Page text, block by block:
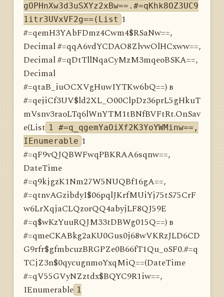
gOPHnXw3d3uSXYz2xBw==.#=qKhk8OZ3UC9
1itr3UVxVF2g==(List 1
#=qemH3YAbFDmz4Cwm4$RSaNw==,
Decimal #=qqA6vdYCDAO8ZlvwOlHCxww==,
Decimal #=qDtTllNqaCyMzM3mqeoBSKA==,
Decimal
#=qtaB_iuOCXVgHuwIYTKw6bQ==) в
#=qejiCf3UV$ld2XL_O00ClpDz36prL5gHkuT
mVsnv3raoLTq6lWnYTM1tBNfBVFtRt.OnSav
e(List 1 #=q_qgemYaOiXf2K3YoYWMinw==,
IEnumerable 1
#=qF9vQJQBWFwqPBKRAA6sqnw==,
DateTime
#=q9kjgzK1Nm27W5NUQBf16gA==,
#=qtnvAGzibdyI$06pqlJKrfMUiYj75tS75CrF
w6LrXqjaCLQzorQQ4abyjLF8QJ59E
#=q$wKzYuuRQJM33tDBWg015Q==) в
#=qmeCKABkg2aKU0Gus0j68wVKRzJLD6CD
G9rfr$gfmbcuzBRGPZe0B66fT1Qu_oSF0.#=q
TCjZ3n$0qycugnmoYxqMiQ==(DateTime
#=qV55GVyNZztdx$BQYC9R1iw==,
IEnumerable 1